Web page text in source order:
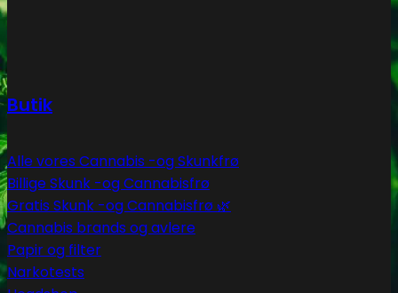
Butik
Alle vores Cannabis -og Skunkfrø
Billige Skunk -og Cannabisfrø
Gratis Skunk -og Cannabisfrø 🌿
Cannabis brands og avlere
Papir og filter
Narkotests